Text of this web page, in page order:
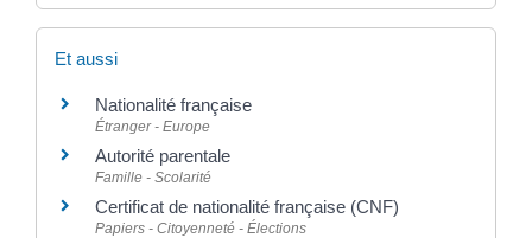
Et aussi
Nationalité française
Étranger - Europe
Autorité parentale
Famille - Scolarité
Certificat de nationalité française (CNF)
Papiers - Citoyenneté - Élections